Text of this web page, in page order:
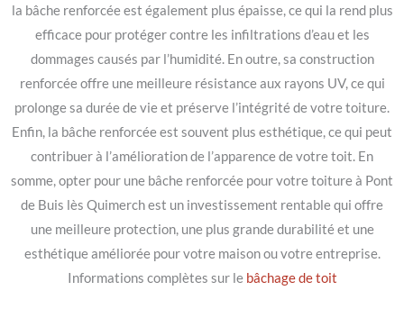
la bâche renforcée est également plus épaisse, ce qui la rend plus
efficace pour protéger contre les infiltrations d’eau et les
dommages causés par l’humidité. En outre, sa construction
renforcée offre une meilleure résistance aux rayons UV, ce qui
prolonge sa durée de vie et préserve l’intégrité de votre toiture.
Enfin, la bâche renforcée est souvent plus esthétique, ce qui peut
contribuer à l’amélioration de l’apparence de votre toit. En
somme, opter pour une bâche renforcée pour votre toiture à Pont
de Buis lès Quimerch est un investissement rentable qui offre
une meilleure protection, une plus grande durabilité et une
esthétique améliorée pour votre maison ou votre entreprise.
Informations complètes sur le bâchage de toit